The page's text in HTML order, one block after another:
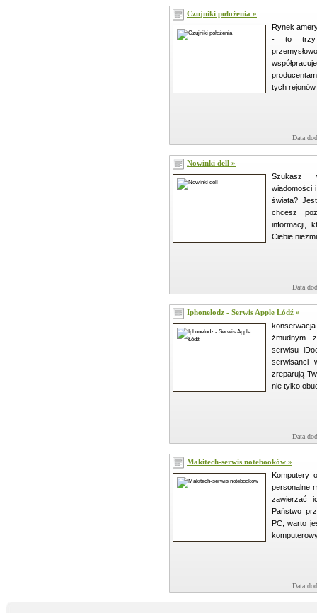
Czujniki położenia »
Rynek
- to trzy
tych
Data
Nowinki dell »
Szukasz
wiadomości
świata?
chcesz
informacji,
Ciebie
Data
Iphonelodz - Serwis Apple Łódź »
żmudnym
serwisu
serwisanci
zreparują
nie tylko
Data
Makitech-serwis notebooków »
Komputery
personalne
zawierzać
Państwo
PC, warto
Data